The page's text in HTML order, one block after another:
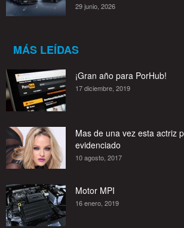
29 junio, 2026
MÁS LEÍDAS
¡Gran año para PorHub!
17 diciembre, 2019
Mas de una vez esta actriz
evidenciado
10 agosto, 2017
Motor MPI
16 enero, 2019